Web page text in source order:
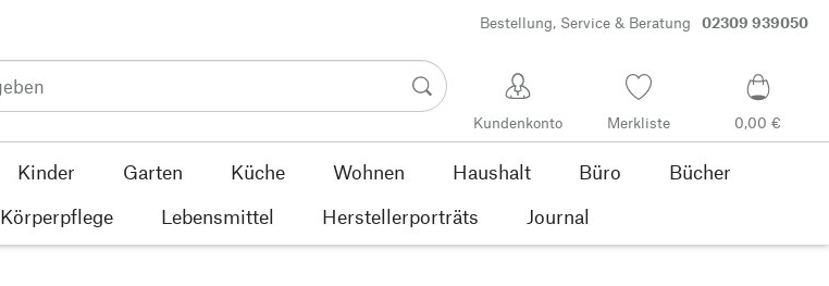
Bestellung, Service & Beratung 02309 939050
Kundenkonto Merkliste 0,00 €
Kinder Garten Küche Wohnen Haushalt Büro
Bücher
Körperpflege Lebensmittel Herstellerporträts Journal